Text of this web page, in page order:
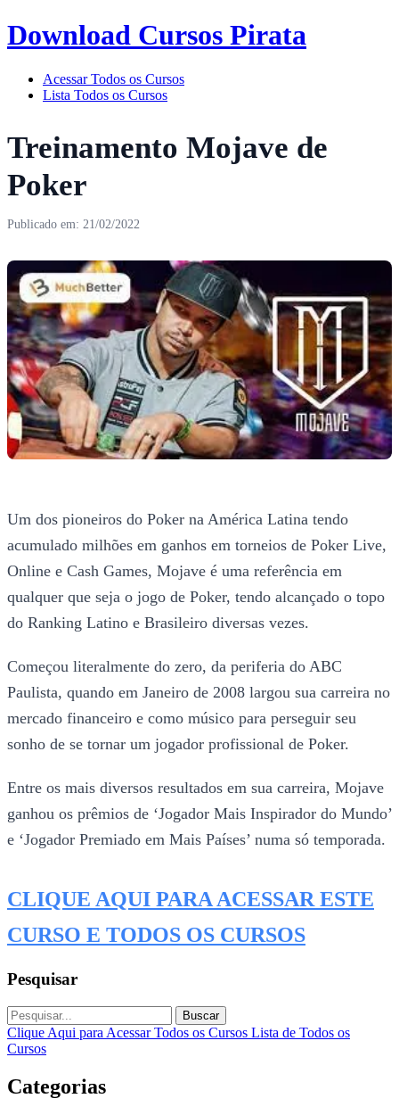
Download Cursos Pirata
Acessar Todos os Cursos
Lista Todos os Cursos
Treinamento Mojave de
Poker
Publicado em: 21/02/2022
Um dos pioneiros do Poker na América Latina tendo
acumulado milhões em ganhos em torneios de Poker Live,
Online e Cash Games, Mojave é uma referência em
qualquer que seja o jogo de Poker, tendo alcançado o topo
do Ranking Latino e Brasileiro diversas vezes.
Começou literalmente do zero, da periferia do ABC
Paulista, quando em Janeiro de 2008 largou sua carreira no
mercado financeiro e como músico para perseguir seu
sonho de se tornar um jogador profissional de Poker.
Entre os mais diversos resultados em sua carreira, Mojave
ganhou os prêmios de ‘Jogador Mais Inspirador do Mundo’
e ‘Jogador Premiado em Mais Países’ numa só temporada.
CLIQUE AQUI PARA ACESSAR ESTE
CURSO E TODOS OS CURSOS
Pesquisar
Buscar
Clique Aqui para Acessar Todos os Cursos Lista de Todos os
Cursos
Categorias